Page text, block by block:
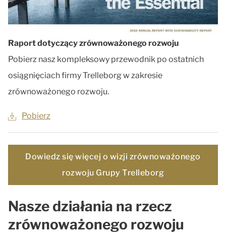
Raport dotyczący zrównoważonego rozwoju
Pobierz nasz kompleksowy przewodnik po ostatnich
osiągnięciach firmy Trelleborg w zakresie
zrównoważonego rozwoju.
Pobierz
Dowiedz się więcej o wizji zrównoważonego
rozwoju Grupy Trelleborg
Nasze działania na rzecz
zrównoważonego rozwoju